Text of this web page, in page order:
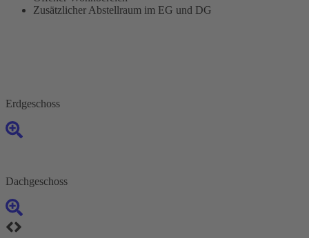
Zusätzlicher Abstellraum im EG und DG
Erdgeschoss
Dachgeschoss